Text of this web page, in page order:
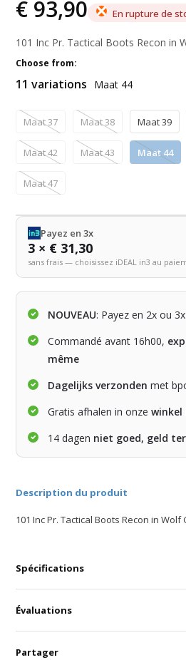
€ 93,90 En rupture de
101 Inc Pr. Tactical Boots Recon in
Choose from:
11 variations Maat 44
Maat 37 Maat 38 Maat 39
Maat 42 Maat 43 Maat 44
Maat 47
Payez en 3x
3 × € 31,30
sans frais — choisissez iDEAL in3 au
NOUVEAU: Payez en 2x ou
Commandé avant 16h00,
même
Dagelijks verzonden met
Gratis afhalen in onzewinkel
14 dagen niet goed, geld
Description du produit
101 Inc Pr. Tactical Boots Recon in Wolf
Spécifications
Évaluations
Partager